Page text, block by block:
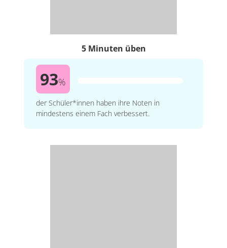
5 Minuten üben
93%
der Schüler*innen haben ihre Noten in
mindestens einem Fach verbessert.